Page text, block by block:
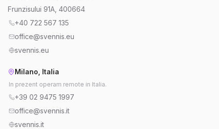
Frunzisului 91A, 400664
+40 722 567 135
office@svennis.eu
svennis.eu
Milano, Italia
In prezent operam remote in Italia.
+39 02 9475 1997
office@svennis.it
svennis.it